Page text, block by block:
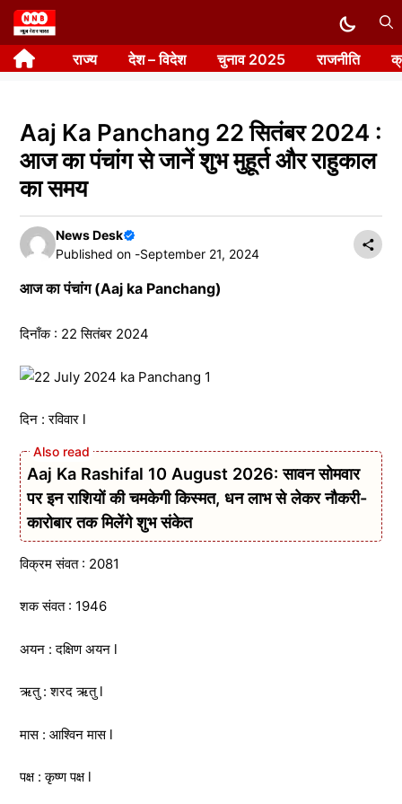
Skip
to
content राज्य देश – विदेश चुनाव 2025 राजनीति
Aaj Ka Panchang 22 सितंबर 2024 :
आज का पंचांग से जानें शुभ मुहूर्त और राहुकाल
का समय
News Desk
Published on -September 21, 2024
आज का पंचांग (Aaj ka Panchang)
दिनाँक : 22 सितंबर 2024
दिन : रविवार l
Aaj Ka Rashifal 10 August 2026: सावन सोमवार
पर इन राशियों की चमकेगी किस्मत, धन लाभ से लेकर नौकरी-
कारोबार तक मिलेंगे शुभ संकेत
विक्रम संवत : 2081
शक संवत : 1946
अयन : दक्षिण अयन l
ऋतु : शरद ऋतु l
मास : आश्विन मास l
पक्ष : कृष्ण पक्ष l